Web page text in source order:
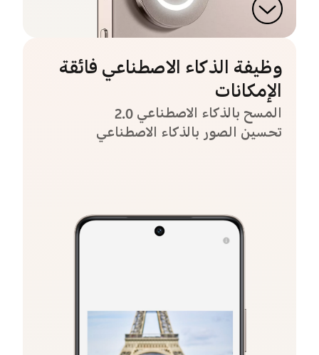
وظيفة الذكاء الاصطناعي فائقة
الإمكانات
المسح بالذكاء الاصطناعي 2.0
تحسين الصور بالذكاء الاصطناعي